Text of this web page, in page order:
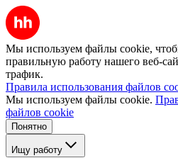
Мы используем файлы cookie,
правильную работу нашего веб-
трафик.
Правила использования файлов
Мы используем файлы cookie.
файлов cookie
Понятно
Ищу работу